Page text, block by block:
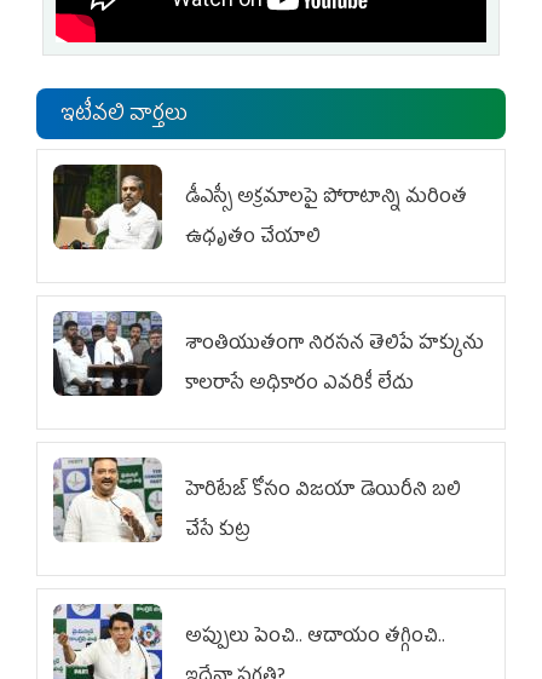
ఇటీవలి వార్తలు
డీఎస్సీ అక్రమాలపై పోరాటాన్ని మరింత
ఉధృతం చేయాలి
శాంతియుతంగా నిరసన తెలిపే హక్కును
కాలరాసే అధికారం ఎవరికీ లేదు
హెరిటేజ్ కోసం విజయా డెయిరీని బలి
చేసే కుట్ర‌
అప్పులు పెంచి.. ఆదాయం తగ్గించి..